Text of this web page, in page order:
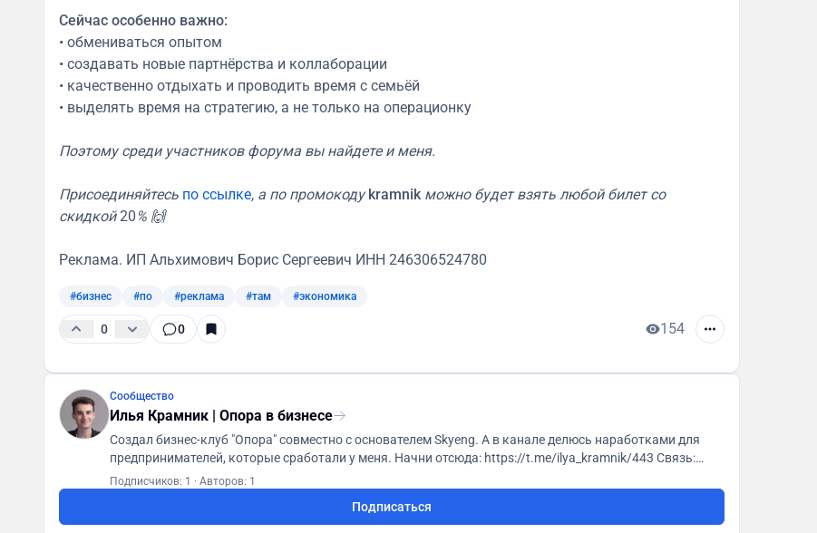
Сейчас особенно важно:
• обмениваться опытом
• создавать новые партнёрства и коллаборации
• качественно отдыхать и проводить время с семьёй
• выделять время на стратегию, а не только на операционку
Поэтому среди участников форума вы найдете и меня.
Присоединяйтесь по ссылке, а по промокодуkramnik можно будет взять любой билет со
скидкой20 % 🙌
Реклама. ИП Альхимович Борис Сергеевич ИНН 246306524780
#бизнес #по #реклама #там #экономика
0 0 154
Сообщество
Илья Крамник | Опора в бизнесе
Создал бизнес-клуб "Опора" совместно с основателем Skyeng. А в канале делюсь наработками для
предпринимателей, которые сработали у меня. Начни отсюда: https://t.me/ilya_kramnik/443 Связь:
@ilya_undertakes
Подписчиков: 1 · Авторов: 1
Подписаться